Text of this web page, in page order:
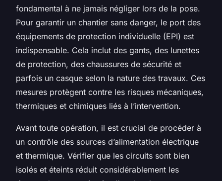
fondamental à ne jamais négliger lors de la pose.
Pour garantir un chantier sans danger, le port des
équipements de protection individuelle (EPI) est
indispensable. Cela inclut des gants, des lunettes
de protection, des chaussures de sécurité et
parfois un casque selon la nature des travaux. Ces
mesures protègent contre les risques mécaniques,
thermiques et chimiques liés à l’intervention.
Avant toute opération, il est crucial de procéder à
un contrôle des sources d’alimentation électrique
et thermique. Vérifier que les circuits sont bien
isolés et éteints réduit considérablement les